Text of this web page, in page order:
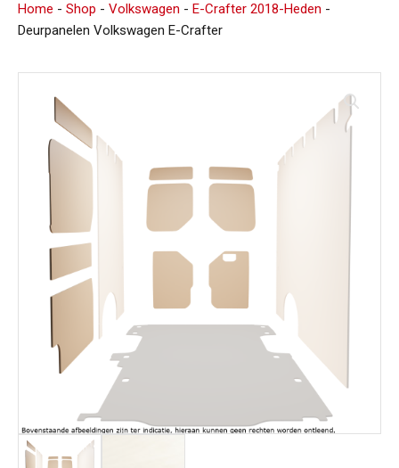
Home - Shop - Volkswagen - E-Crafter 2018-Heden -
Deurpanelen Volkswagen E-Crafter